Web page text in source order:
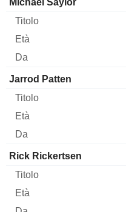
Jarrod Patten
Rick Rickertsen